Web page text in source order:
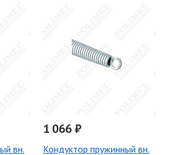
вн.
1 066 ₽
Кондуктор пружинный вн.